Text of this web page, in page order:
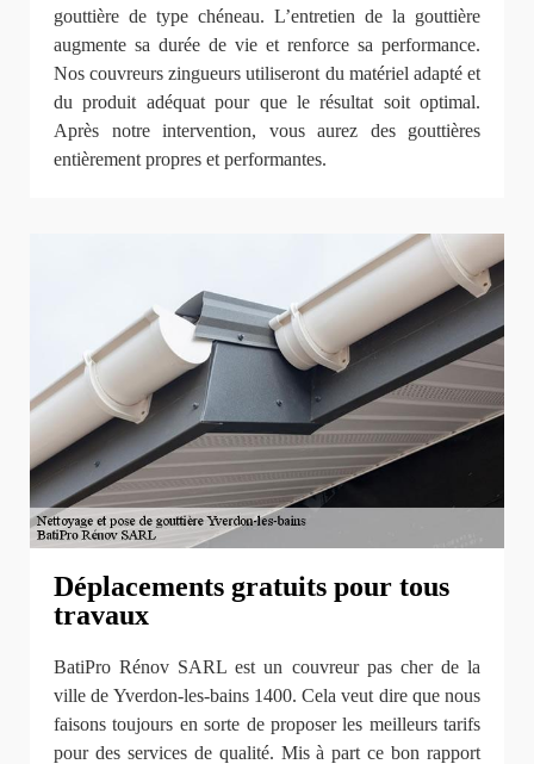
gouttière de type chéneau. L’entretien de la gouttière
augmente sa durée de vie et renforce sa performance.
Nos couvreurs zingueurs utiliseront du matériel adapté et
du produit adéquat pour que le résultat soit optimal.
Après notre intervention, vous aurez des gouttières
entièrement propres et performantes.
Déplacements gratuits pour tous
travaux
BatiPro Rénov SARL est un couvreur pas cher de la
ville de Yverdon-les-bains 1400. Cela veut dire que nous
faisons toujours en sorte de proposer les meilleurs tarifs
pour des services de qualité. Mis à part ce bon rapport